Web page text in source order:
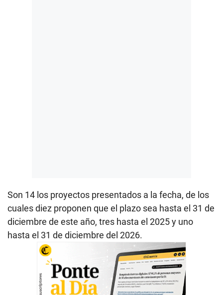
Son 14 los proyectos presentados a la fecha, de los
cuales diez proponen que el plazo sea hasta el 31 de
diciembre de este año, tres hasta el 2025 y uno
hasta el 31 de diciembre del 2026.